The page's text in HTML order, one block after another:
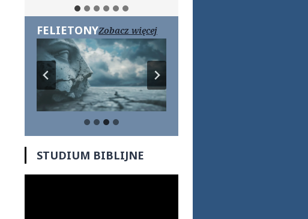
FELIETONYZobacz więcej
STUDIUM BIBLIJNE